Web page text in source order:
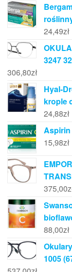
24,49zł
3247
306,80zł
Hyal-
krople
24,88zł
Aspirin
15,98zł
375,00
88,00zł
1005